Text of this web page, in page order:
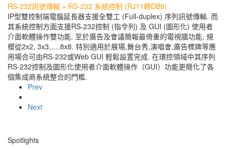
RS-232訊號傳輸 + RS-232 系統控制 (RJ11轉DB9)
IP型雙控制端電腦延長器支援全雙工 (Full-duplex) 序列訊號傳輸. 而
其系統控制方面支援RS-232控制 (指令列) 及 GUI (圖形化) 使用者
介面軟體操作雙功能. 至於廣告及會議簡報最倚重的電視牆功能, 規
模從2x2, 3x3,….8x8. 特別適用於展場,舞台秀,演唱會,廣告標牌等應
用場合可由RS-232或Web GUI 輕鬆設置完成. 在環控領域中其序列
RS-232控制及圖形化使用者介面軟體操作（GUI）功能更簡化了各
個集成商系統整合的門檻.
Prev
Next
Spotlights